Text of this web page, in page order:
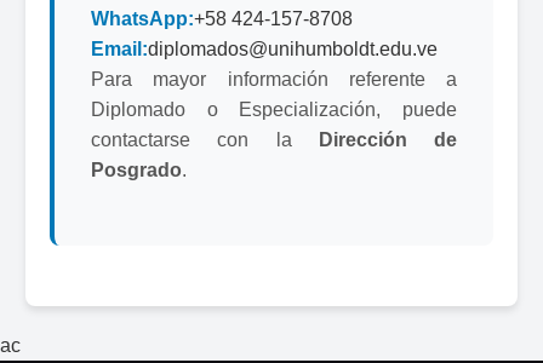
WhatsApp:+58 424-157-8708
Email:diplomados@unihumboldt.edu.ve
Para mayor información referente a
Diplomado o Especialización, puede
contactarse con la
Dirección de
Posgrado.
ac